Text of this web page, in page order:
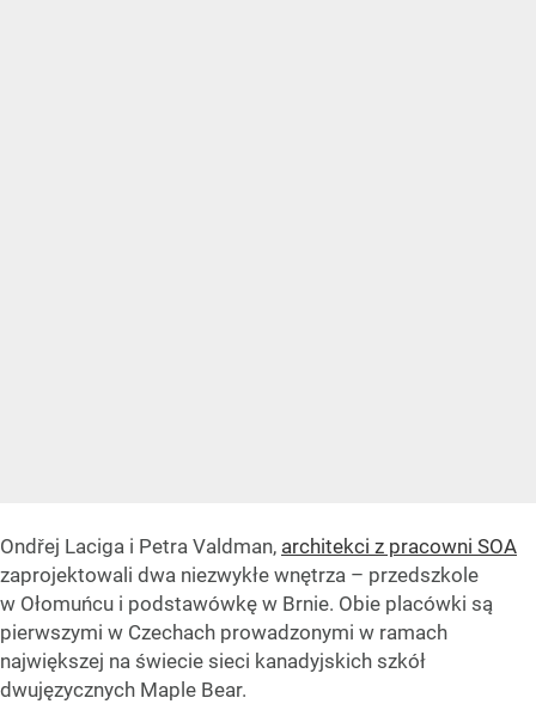
Ondřej Laciga i Petra Valdman, architekci z pracowni SOA
zaprojektowali dwa niezwykłe wnętrza – przedszkole
w Ołomuńcu i podstawówkę w Brnie. Obie placówki są
pierwszymi w Czechach prowadzonymi w ramach
największej na świecie sieci kanadyjskich szkół
dwujęzycznych Maple Bear.